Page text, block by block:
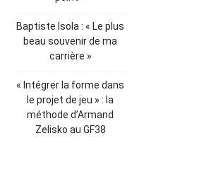
Baptiste Isola : « Le plus
beau souvenir de ma
carrière »
« Intégrer la forme dans
le projet de jeu » : la
méthode d’Armand
Zelisko au GF38